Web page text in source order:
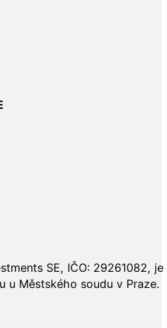
SE, IČO: 29261082,
u Městského soudu v Praze.